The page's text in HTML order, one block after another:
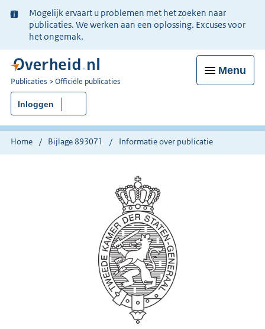
Ter
informatie:
Mogelijk ervaart u problemen met het zoeken naar
publicaties. We werken aan een oplossing. Excuses voor
het ongemak.
Menu
U
bent
nu
hier:
Publicaties Officiële publicaties
Inloggen
Home Bijlage 893071 Informatie over publicatie